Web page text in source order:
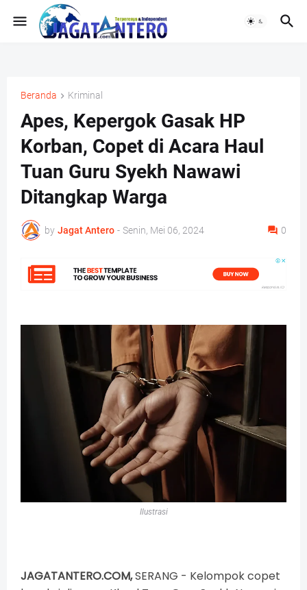
Beranda Kriminal
Apes, Kepergok Gasak HP
Korban, Copet di Acara Haul
Tuan Guru Syekh Nawawi
Ditangkap Warga
by Jagat Antero - Senin, Mei 06, 2024 0
Ilustrasi
JAGATANTERO.COM,SERANG - Kelompok copet